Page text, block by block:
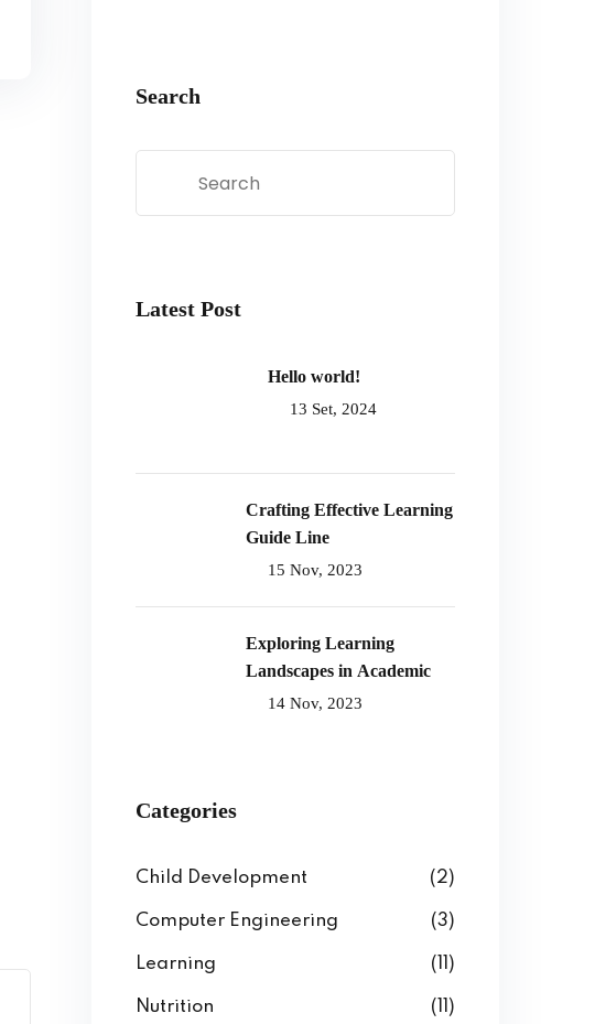
Search
Latest Post
Hello world!
13 Set, 2024
Crafting Effective Learning
Guide Line
15 Nov, 2023
Exploring Learning
Landscapes in Academic
14 Nov, 2023
Categories
Child Development (2)
Computer Engineering (3)
Learning (11)
Nutrition (11)